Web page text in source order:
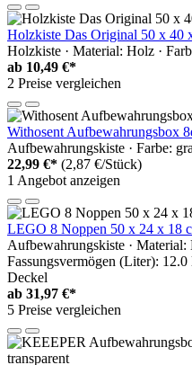
Holzkiste Das Original 50 x 40
Holzkiste · Material: Holz ·
ab 10,49 €*
2 Preise vergleichen
Withosent Aufbewahrungsbox
Aufbewahrungskiste · Farbe:
22,99 €* (2,87 €/Stück)
1 Angebot anzeigen
LEGO 8 Noppen 50 x 24 x 18
Aufbewahrungskiste ·
Fassungsvermögen (Liter): 12.0
Deckel
ab 31,97 €*
5 Preise vergleichen